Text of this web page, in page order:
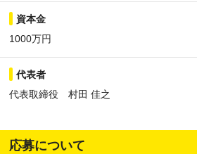
資本金
1000万円
代表者
代表取締役 村田 佳之
応募について